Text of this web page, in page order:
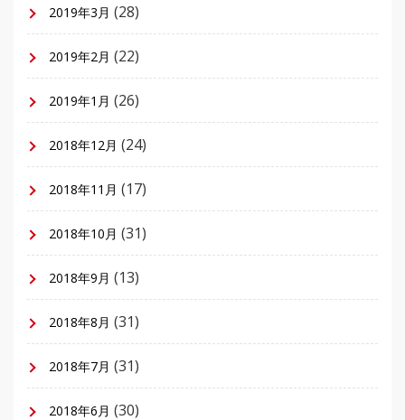
2019年3月 (28)
2019年2月 (22)
2019年1月 (26)
2018年12月 (24)
2018年11月 (17)
2018年10月 (31)
2018年9月 (13)
2018年8月 (31)
2018年7月 (31)
2018年6月 (30)